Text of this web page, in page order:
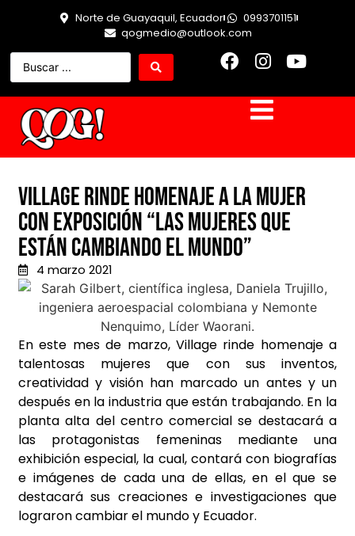
Norte de Guayaquil, Ecuador
0993701151
qogmedio@outlook.com
Village rinde homenaje a la mujer
con exposición “Las Mujeres Que
Están Cambiando El Mundo”
4 marzo 2021
En este mes de marzo, Village rinde homenaje a
talentosas mujeres que con sus inventos,
creatividad y visión han marcado un antes y un
después en la industria que están trabajando. En la
planta alta del centro comercial se destacará a
las protagonistas femeninas mediante una
exhibición especial, la cual, contará con biografías
e imágenes de cada una de ellas, en el que se
destacará sus creaciones e investigaciones que
lograron cambiar el mundo y Ecuador.